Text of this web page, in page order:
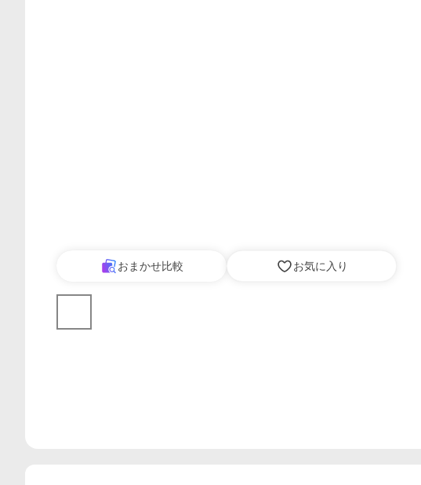
おまかせ比較 お気に入り